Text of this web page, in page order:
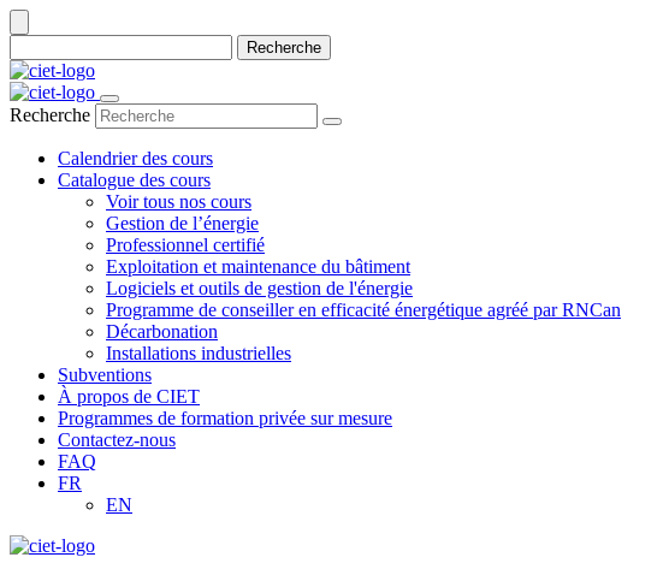
Recherche
Recherche
Calendrier des cours
Catalogue des cours
Voir tous nos cours
Gestion de l’énergie
Professionnel certifié
Exploitation et maintenance du bâtiment
Logiciels et outils de gestion de l'énergie
Programme de conseiller en efficacité énergétique agréé par RNCan
Décarbonation
Installations industrielles
Subventions
À propos de CIET
Programmes de formation privée sur mesure
Contactez-nous
FAQ
FR
EN